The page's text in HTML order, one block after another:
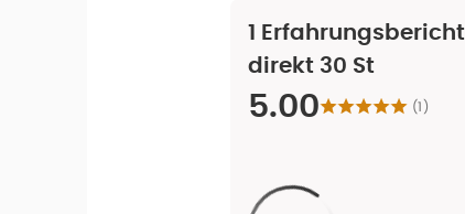
1
direkt 30 St
5.00 (1)